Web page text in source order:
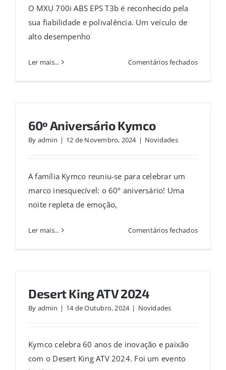
O MXU 700i ABS EPS T3b é reconhecido pela
sua fiabilidade e polivalência. Um veículo de
alto desempenho
Ler mais... Comentários fechadosem
60º Aniversário Kymco
By admin | 12 de Novembro, 2024 | Novidades
A família Kymco reuniu-se para celebrar um
marco inesquecível: o 60º aniversário! Uma
noite repleta de emoção,
Ler mais... Comentários fechadosem
Desert King ATV 2024
By admin | 14 de Outubro, 2024 | Novidades
Kymco celebra 60 anos de inovação e paixão
com o Desert King ATV 2024. Foi um evento